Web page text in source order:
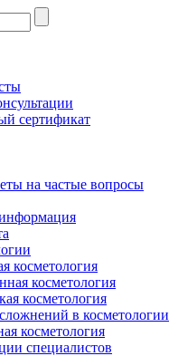
сертификат
на частые вопросы
косметология
косметология
косметология
в косметологии
косметология
специалистов